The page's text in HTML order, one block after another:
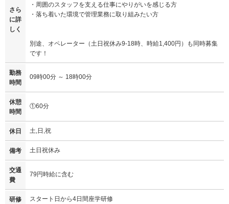
さら
に詳
しく
・周囲のスタッフを支える仕事にやりがいを感じる方
・落ち着いた環境で管理業務に取り組みたい方
別途、オペレーター（土日祝休み9-18時、時給1,400円）も同時募集
です！
勤務
時間
09時00分 ～ 18時00分
休憩
時間
①60分
休日 土,日,祝
備考 土日祝休み
交通
費
79円時給に含む
研修 スタート日から4日間座学研修